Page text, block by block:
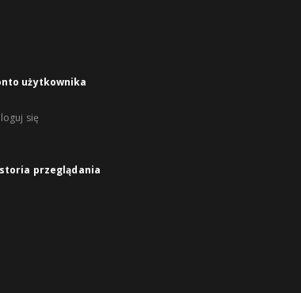
użytkownika
się
przeglądania